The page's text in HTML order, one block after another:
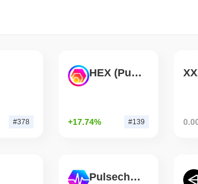
3 최소 읽기
, 달러 송금을 즉시 비자 소비력으로 전환
#378
HEX (Pulsechain)
+17.74% #139
Pulsechain